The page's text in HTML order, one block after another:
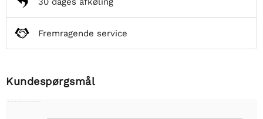
Fremragende service
Kundespørgsmål